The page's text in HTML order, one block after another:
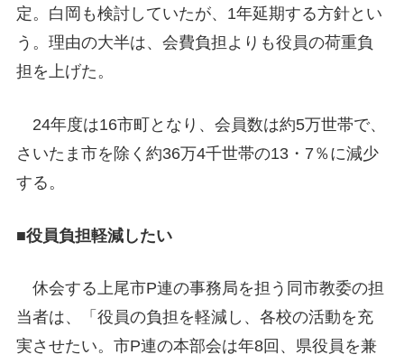
定。白岡も検討していたが、1年延期する方針とい
う。理由の大半は、会費負担よりも役員の荷重負
担を上げた。
24年度は16市町となり、会員数は約5万世帯で、
さいたま市を除く約36万4千世帯の13・7％に減少
する。
■役員負担軽減したい
休会する上尾市P連の事務局を担う同市教委の担
当者は、「役員の負担を軽減し、各校の活動を充
実させたい。市P連の本部会は年8回、県役員を兼